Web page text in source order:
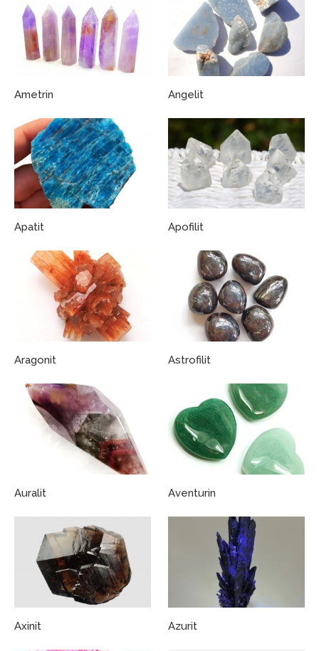
Ametrin Angelit
Apatit Apofilit
Aragonit Astrofilit
Auralit Aventurin
Axinit Azurit